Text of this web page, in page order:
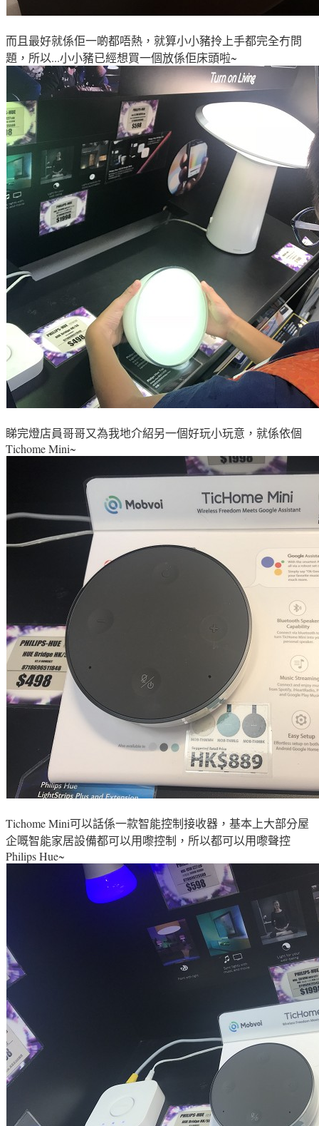
而且最好就係佢一啲都唔熱 ，就算小小豬拎上手都完全冇問
題 ，所以...小小豬已經想買一個放係佢床頭啦~
睇完燈店員哥哥又為我地介紹另一個好玩小玩意 ，就係依個
Tichome Mini~
Tichome Mini可以話係一款智能控制接收器，基本上大部分屋
企嘅智能家居設備都可以用嚟控制 ，所以都可以用嚟聲控
Philips Hue~